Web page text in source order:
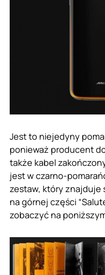
Jest to niejedyny
ponieważ producent
także kabel
jest w czarno-
zestaw, który znajduje
na górnej części
zobaczyć na